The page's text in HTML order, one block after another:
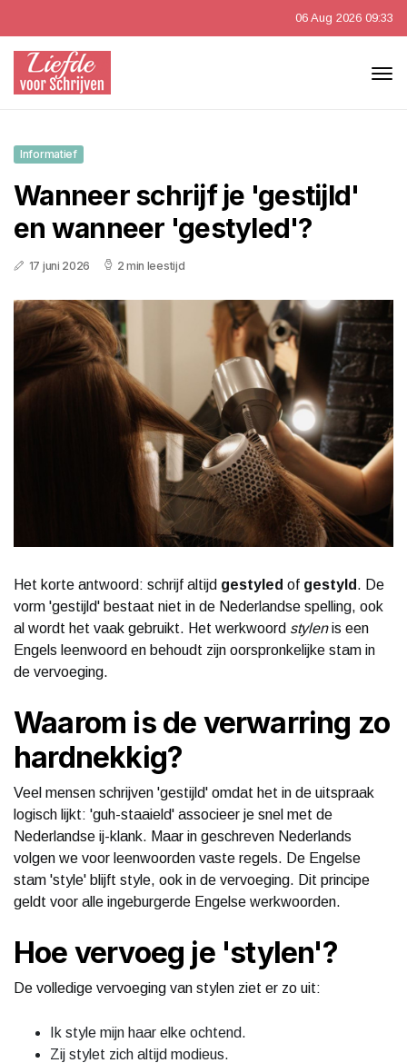
06 Aug 2026 09:33
Informatief
Wanneer schrijf je 'gestijld'
en wanneer 'gestyled'?
17 juni 2026 2 min leestijd
Het korte antwoord: schrijf altijd gestyled of gestyld . De
vorm 'gestijld' bestaat niet in de Nederlandse spelling, ook
al wordt het vaak gebruikt. Het werkwoord stylenis een
Engels leenwoord en behoudt zijn oorspronkelijke stam in
de vervoeging.
Waarom is de verwarring zo
hardnekkig?
Veel mensen schrijven 'gestijld' omdat het in de uitspraak
logisch lijkt: 'guh-staaield' associeer je snel met de
Nederlandse ij-klank. Maar in geschreven Nederlands
volgen we voor leenwoorden vaste regels. De Engelse
stam 'style' blijft style, ook in de vervoeging. Dit principe
geldt voor alle ingeburgerde Engelse werkwoorden.
Hoe vervoeg je 'stylen'?
De volledige vervoeging van stylen ziet er zo uit:
Ik style mijn haar elke ochtend.
Zij stylet zich altijd modieus.